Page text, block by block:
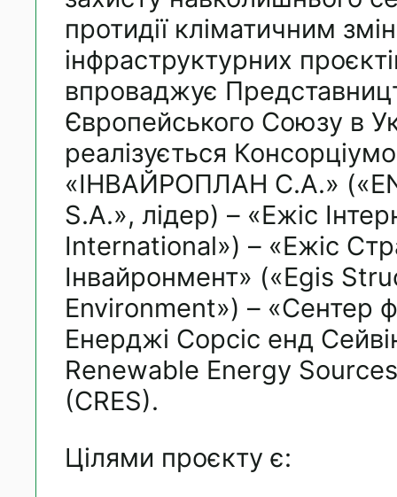
протидії кліматичним
інфраструктурних
впроваджує
Європейського Союзу в
реалізується
«ІНВАЙРОПЛАН С.А.»
S.A.», лідер) – «Ежіс
International») – «Ежіс
Інвайронмент» («Egis
Environment») – «Сентер
Енерджі Сорсіс енд
Renewable Energy
(CRES).
Цілями проєкту є: